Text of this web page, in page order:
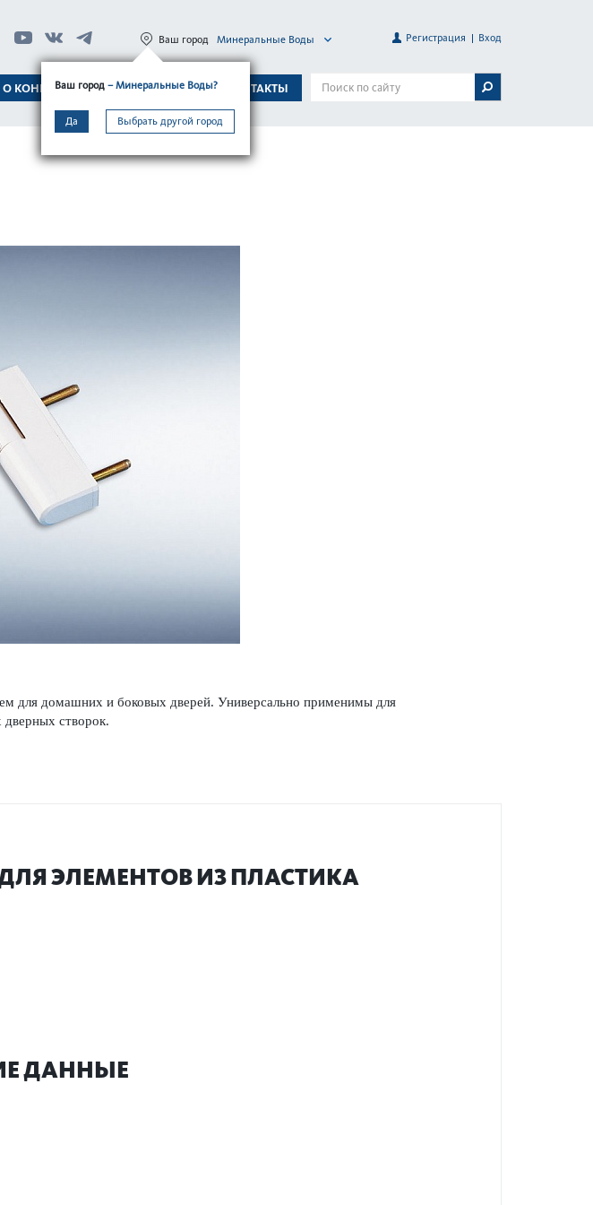
О КОНЦЕРНЕ ТЕХПОДДЕРЖКА КОНТАКТЫ
Ваш город – Минеральные Воды?
Да Выбрать другой город
Ваш город Минеральные Воды Регистрация Вход
для дом­ашних и боковых дверей. Унив­ерсально применимы для
створок.
ЭЛЕМЕНТОВ ИЗ ПЛА­СТИКА
ДАННЫЕ